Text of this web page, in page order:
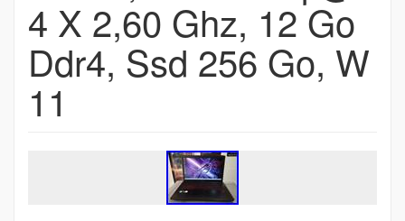
4 X 2,60 Ghz, 12 Go
Ddr4, Ssd 256 Go, W
11